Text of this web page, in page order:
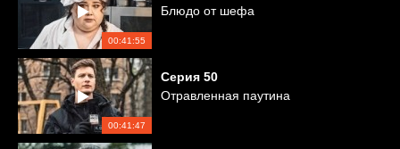
00:41:55
Блюдо от шефа
00:41:47
Серия 50
Отравленная паутина